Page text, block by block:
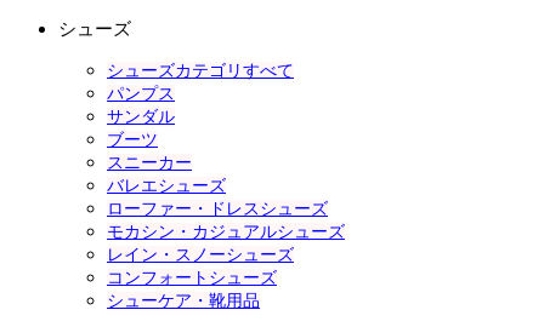
シューズ
シューズカテゴリすべて
パンプス
サンダル
ブーツ
スニーカー
バレエシューズ
ローファー・ドレスシューズ
モカシン・カジュアルシューズ
レイン・スノーシューズ
コンフォートシューズ
シューケア・靴用品